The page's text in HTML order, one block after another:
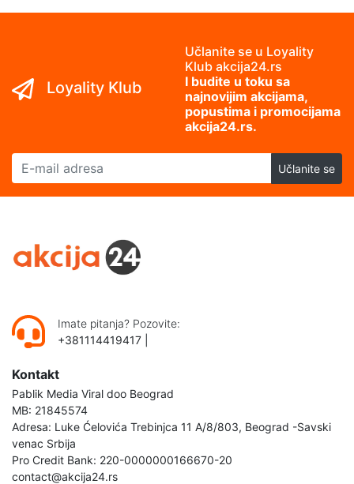
Loyality Klub
Učlanite se u Loyality
Klub akcija24.rs
I budite u toku sa
najnovijim akcijama,
popustima i promocijama
akcija24.rs.
E-mail adresa
Učlanite se
Imate pitanja? Pozovite:
+381114419417
Kontakt
Pablik Media Viral doo Beograd
MB: 21845574
Adresa: Luke Ćelovića Trebinjca 11 A/8/803, Beograd -Savski
venac Srbija
Pro Credit Bank: 220-0000000166670-20
contact@akcija24.rs